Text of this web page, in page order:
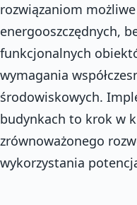
rozwiązaniom
energooszczędnych,
funkcjonalnych
wymagania
środowiskowych.
budynkach to krok w
zrównoważonego
wykorzystania